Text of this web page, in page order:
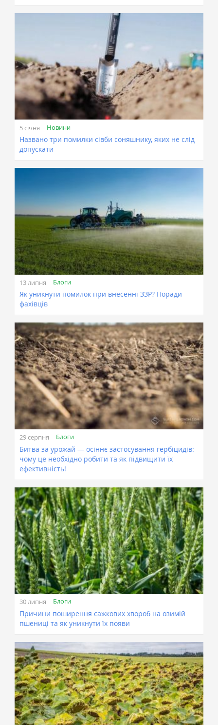
5 січня Новини
Названо три помилки сівби соняшнику, яких не слід
допускати
13 липня Блоги
Як уникнути помилок при внесенні ЗЗР? Поради
фахівців
29 серпня Блоги
Битва за урожай — осіннє застосування гербіцидів:
чому це необхідно робити та як підвищити їх
ефективність!
30 липня Блоги
Причини поширення сажкових хвороб на озимій
пшениці та як уникнути їх появи